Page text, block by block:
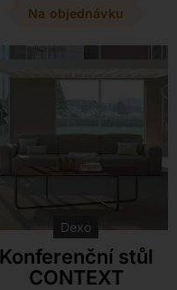
klasický čtvercový,
trojúhelníkový design,
který se dokonale
přizpůsobí vašemu
Na objednávku
Dexo
Konferenční stůl
CONTEXT